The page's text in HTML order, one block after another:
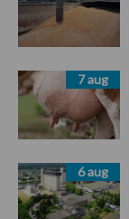
7 aug
6 aug